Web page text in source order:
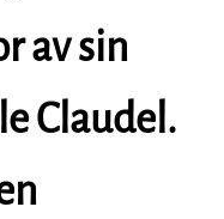
av sin
Claudel.